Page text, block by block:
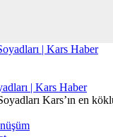
| Kars Haber
Kars’ın en